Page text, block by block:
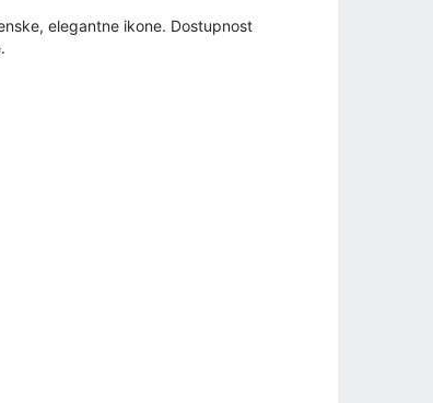
elegantne ikone. Dostupnost